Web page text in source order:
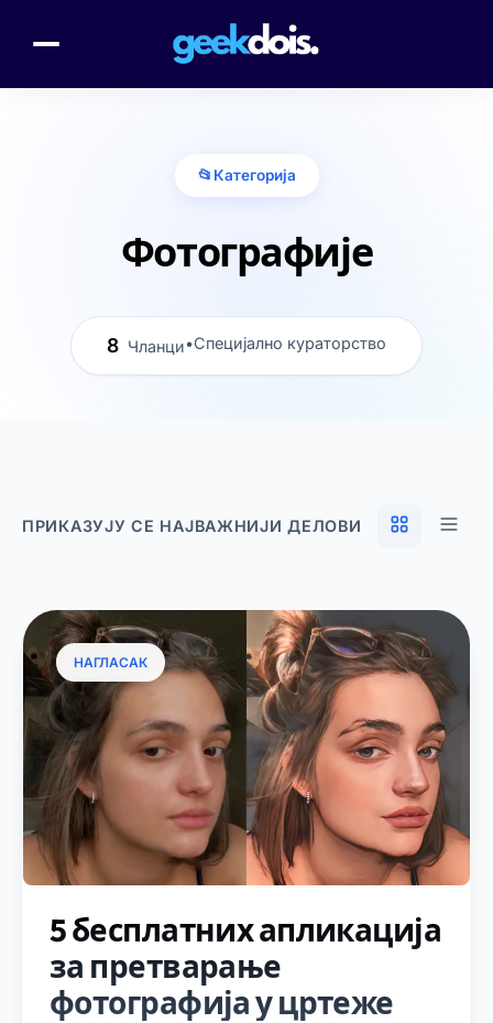
📂 Категорија
Фотографије
8 Чланци•Специјално кураторство
ПРИКАЗУЈУ СЕ НАЈВАЖНИЈИ ДЕЛОВИ
НАГЛАСАК
5 бесплатних апликација
за претварање
фотографија у цртеже